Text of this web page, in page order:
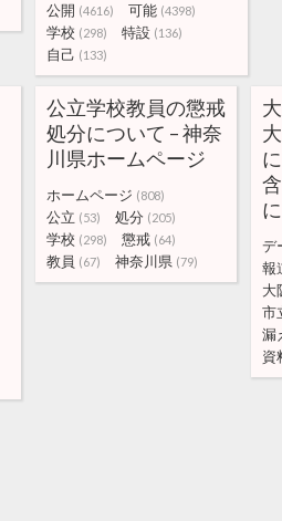
公開 (4616) 可能 (4398)
学校 (298) 特設 (136)
自己 (133)
公立学校教員の懲戒
処分について – 神奈
川県ホームページ
ホームページ (808)
公立 (53) 処分 (205)
学校 (298) 懲戒 (64)
教員 (67) 神奈川県 (79)
デ
報
大
市
漏
資